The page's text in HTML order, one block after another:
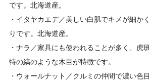
です。北海道産。
・イタヤカエデ／美しい白肌でキメが細か
りです。北海道産。
・ナラ／家具にも使われることが多く、虎
特の縞のような木目が特徴です。
・ウォールナット／クルミの仲間で濃い色